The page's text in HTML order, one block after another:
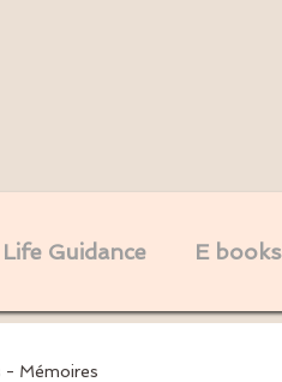
Guidance E books
- Mémoires